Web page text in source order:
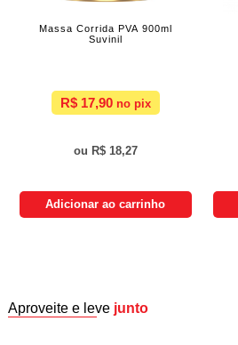
Massa Corrida PVA 900ml
Suvinil
R$ 17,90
R$ 18,27
Adicionar ao carrinho
Aproveite e leve junto